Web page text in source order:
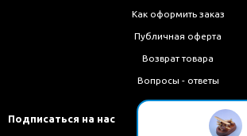
Как оформить заказ
Публичная оферта
Возврат товара
Вопросы - ответы
Подписаться на нас